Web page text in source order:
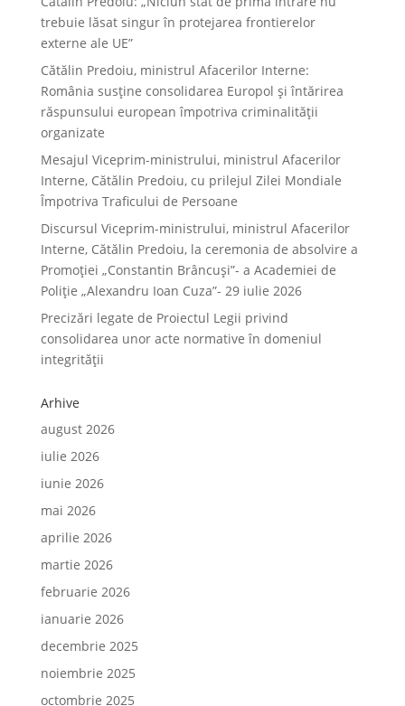
trebuie lăsat singur în protejarea frontierelor
externe ale UE”
Cătălin Predoiu, ministrul Afacerilor Interne:
România susține consolidarea Europol și întărirea
răspunsului european împotriva criminalității
organizate
Mesajul Viceprim-ministrului, ministrul Afacerilor
Interne, Cătălin Predoiu, cu prilejul Zilei Mondiale
Împotriva Traficului de Persoane
Discursul Viceprim-ministrului, ministrul Afacerilor
Interne, Cătălin Predoiu, la ceremonia de absolvire a
Promoției „Constantin Brâncuși”- a Academiei de
Poliție „Alexandru Ioan Cuza”- 29 iulie 2026
Precizări legate de Proiectul Legii privind
consolidarea unor acte normative în domeniul
integrității
Arhive
august 2026
iulie 2026
iunie 2026
mai 2026
aprilie 2026
martie 2026
februarie 2026
ianuarie 2026
decembrie 2025
noiembrie 2025
octombrie 2025